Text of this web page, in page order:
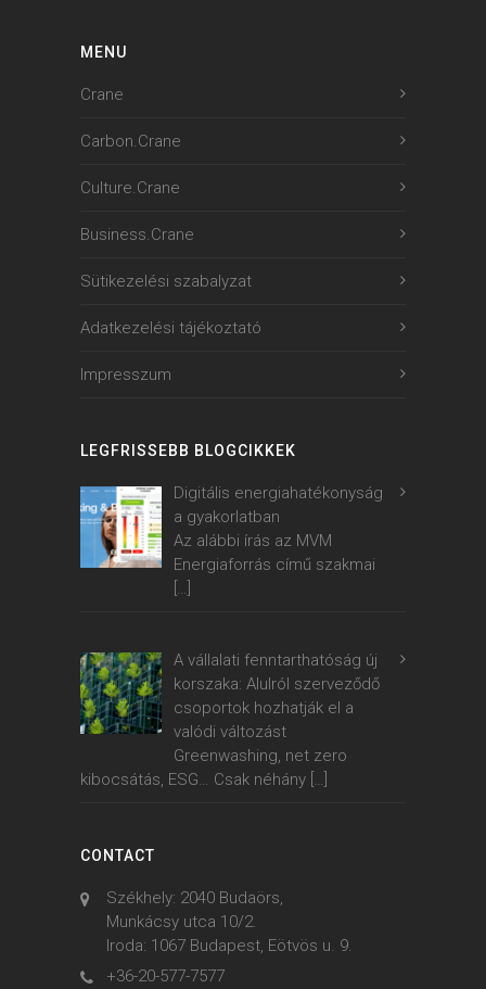
MENU
Crane
Carbon.Crane
Culture.Crane
Business.Crane
Sütikezelési szabalyzat
Adatkezelési tájékoztató
Impresszum
LEGFRISSEBB BLOGCIKKEK
Digitális energiahatékonyság
a gyakorlatban
Az alábbi írás az MVM
Energiaforrás című szakmai
[…]
A vállalati fenntarthatóság új
korszaka: Alulról szerveződő
csoportok hozhatják el a
valódi változást
Greenwashing, net zero
kibocsátás, ESG… Csak néhány […]
CONTACT
Székhely: 2040 Budaörs,
Munkácsy utca 10/2.
Iroda: 1067 Budapest, Eötvös u. 9.
+36-20-577-7577